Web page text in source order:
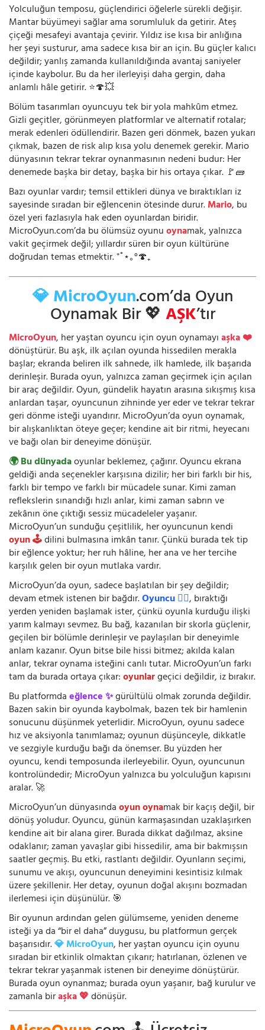
Yolculuğun temposu, güçlendirici öğelerle sürekli değişir.
Mantar büyümeyi sağlar ama sorumluluk da getirir. Ateş
çiçeği mesafeyi avantaja çevirir. Yıldız ise kısa bir anlığına
her şeyi susturur, ama sadece kısa bir an için. Bu güçler kalıcı
değildir; yanlış zamanda kullanıldığında avantaj saniyeler
içinde kaybolur. Bu da her ilerleyişi daha gergin, daha
anlamlı hâle getirir. ⭐🍄💥
Bölüm tasarımları oyuncuyu tek bir yola mahkûm etmez.
Gizli geçitler, görünmeyen platformlar ve alternatif rotalar;
merak edenleri ödüllendirir. Bazen geri dönmek, bazen yukarı
çıkmak, bazen de risk alıp kısa yolu denemek gerekir. Mario
dünyasının tekrar tekrar oynanmasının nedeni budur: Her
denemede başka bir detay, başka bir his ortaya çıkar. 🚩🧱
Bazı oyunlar vardır; temsil ettikleri dünya ve bıraktıkları iz
sayesinde sıradan bir eğlencenin ötesinde durur.Mario, bu
özel yeri fazlasıyla hak eden oyunlardan biridir.
MicroOyun.com’da bu ölümsüz oyunuoynamak, yalnızca
vakit geçirmek değil; yıllardır süren bir oyun kültürüne
doğrudan temas etmektir. ⁺˚⋆｡°🍄₊
💎 MicroOyun.com’da Oyun
Oynamak Bir 💖AŞK’tır
MicroOyun, her yaştan oyuncu için oyun oynamayıaşka ❤️
dönüştürür. Bu aşk, ilk açılan oyunda hissedilen merakla
başlar; ekranda beliren ilk sahnede, ilk hamlede, ilk başarıda
derinleşir. Burada oyun, yalnızca zaman geçirmek için açılan
bir araç değildir. Oyun, gündelik hayatın arasına sıkışmış kısa
anlardan taşar, oyuncunun zihninde yer eder ve tekrar tekrar
geri dönme isteği uyandırır. MicroOyun’da oyun oynamak,
bir alışkanlıktan öteye geçer; kendine ait bir ritmi, heyecanı
ve bağı olan bir deneyime dönüşür.
🌍 Bu dünyadaoyunlar beklemez, çağırır. Oyuncu ekrana
geldiği anda seçenekler karşısına dizilir; her biri farklı bir his,
farklı bir tempo ve farklı bir mücadele sunar. Kimi zaman
reflekslerin sınandığı hızlı anlar, kimi zaman sabrın ve
zekânın öne çıktığı sessiz mücadeleler yaşanır.
MicroOyun’un sunduğu çeşitlilik, her oyuncunun kendi
oyun 🕹️dilini bulmasına imkân tanır. Çünkü burada tek tip
bir eğlence yoktur; her ruh hâline, her ana ve her tercihe
karşılık gelen bir oyun mutlaka vardır.
MicroOyun’da oyun, sadece başlatılan bir şey değildir;
devam etmek istenen bir bağdır.Oyuncu 🧍‍♂️, bıraktığı
yerden yeniden başlamak ister, çünkü oyunla kurduğu ilişki
yarım kalmayı sevmez. Bu bağ, kazanılan bir skorla güçlenir,
geçilen bir bölümle derinleşir ve paylaşılan bir deneyimle
anlam kazanır. Oyun bitse bile hissi bitmez; akılda kalan
anlar, tekrar oynama isteğini canlı tutar. MicroOyun’un farkı
tam da burada ortaya çıkar:oyunlargeçici değildir, iz bırakır.
Bu platformdaeğlence ✨gürültülü olmak zorunda değildir.
Bazen sakin bir oyunda kaybolmak, bazen tek bir hamlenin
sonucunu düşünmek yeterlidir. MicroOyun, oyunu sadece
hız ve aksiyonla tanımlamaz; oyunun düşünceyle, dikkatle
ve sezgiyle kurduğu bağı da önemser. Bu yüzden her
oyuncu, kendi temposunda ilerleyebilir. Oyun, oyuncunun
kontrolündedir; MicroOyun yalnızca bu yolculuğun kapısını
aralar. 🚀
MicroOyun’un dünyasındaoyun oynamak bir kaçış değil, bir
dönüş yoludur. Oyuncu, günün karmaşasından uzaklaşırken
kendine ait bir alana girer. Burada dikkat dağılmaz, aksine
odaklanır; zaman yavaşlar gibi hissedilir, ama bir bakmışsın
saatler geçmiş. Bu etki, rastlantı değildir. Oyunların seçimi,
sunumu ve akışı, oyuncunun deneyimini kesintisiz kılmak
üzere şekillenir. Her detay, oyunun doğal akışını bozmadan
ilerlemesi için düşünülür. 🎯
Bir oyunun ardından gelen gülümseme, yeniden deneme
isteği ya da “bir el daha” duygusu, bu platformun gerçek
başarısıdır.💎 MicroOyun, her yaştan oyuncu için oyunu
sıradan bir etkinlik olmaktan çıkarır; hatırlanan, özlenen ve
tekrar tekrar yaşanmak istenen bir deneyime dönüştürür.
Burada oyun oynanmaz; burada oyun yaşanır, bağ kurulur ve
zamanla biraşka 💖dönüşür.